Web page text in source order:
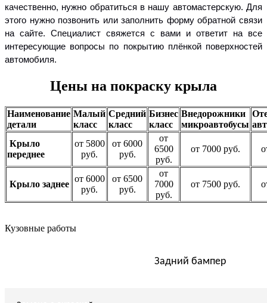
качественно, нужно обратиться в нашу автомастерскую. Для
этого нужно позвонить или заполнить форму обратной связи
на сайте. Специалист свяжется с вами и ответит на все
интересующие вопросы по покрытию плёнкой поверхностей
автомобиля.
Цены на покраску крыла
Наименование
детали
Малый
класс
Средний
класс
Бизнес
класс
Внедорожники
микроавтобусы
Крыло
переднее
от 5800
руб.
от 6000
руб.
от
6500
руб.
от 7000 руб.
Крыло заднее
от 6000
руб.
от 6500
руб.
от
7000
руб.
от 7500 руб.
Кузовные работы
Задний бампер